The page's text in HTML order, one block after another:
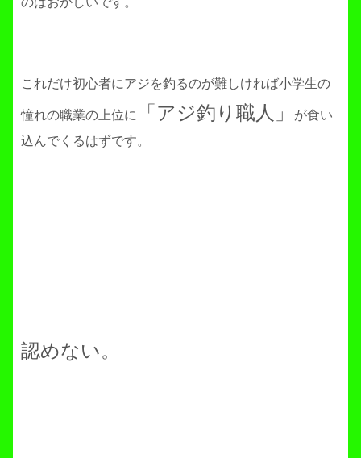
これだけ初心者にアジを釣るのが難しければ小学生の
憧れの職業の上位に 「アジ釣り職人」
が食い
込んでくるはずです。
認めない。